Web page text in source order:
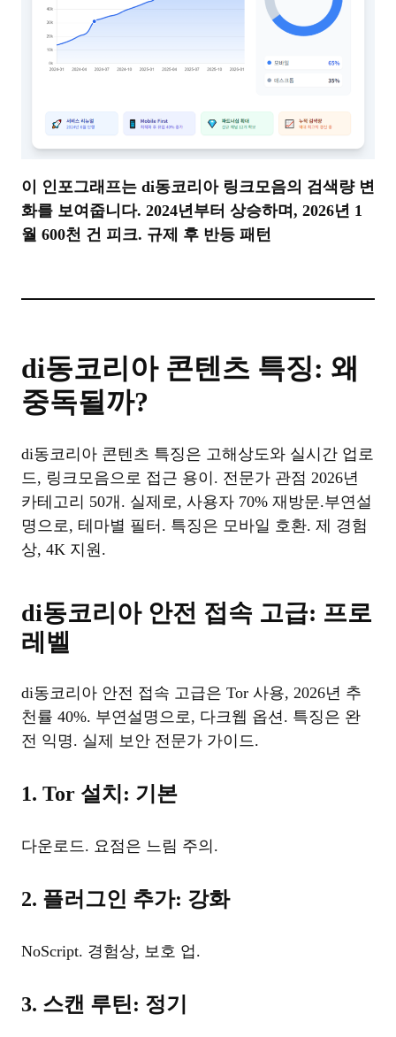
이 인포그래프는 di동코리아 링크모음의 검색량 변
화를 보여줍니다. 2024년부터 상승하며, 2026년 1
월 600천 건 피크. 규제 후 반등 패턴
di동코리아 콘텐츠 특징: 왜
중독될까?
di동코리아 콘텐츠 특징은 고해상도와 실시간 업로
드, 링크모음으로 접근 용이. 전문가 관점 2026년
카테고리 50개. 실제로, 사용자 70% 재방문.부연설
명으로, 테마별 필터. 특징은 모바일 호환. 제 경험
상, 4K 지원.
di동코리아 안전 접속 고급: 프로
레벨
di동코리아 안전 접속 고급은 Tor 사용, 2026년 추
천률 40%. 부연설명으로, 다크웹 옵션. 특징은 완
전 익명. 실제 보안 전문가 가이드.
1. Tor 설치: 기본
다운로드. 요점은 느림 주의.
2. 플러그인 추가: 강화
NoScript. 경험상, 보호 업.
3. 스캔 루틴: 정기